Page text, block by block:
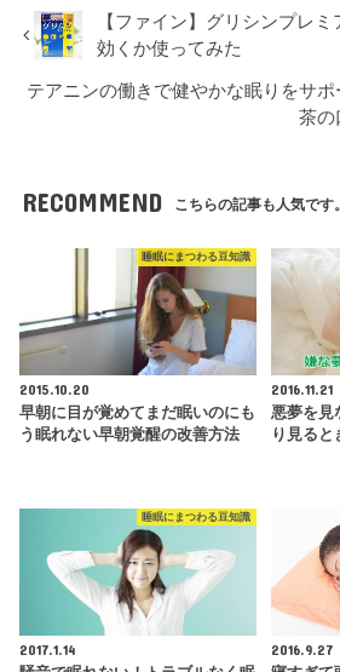
【ファイン】グリシンプレ
効くか使ってみた
テアニンの働きで健やかな眠りをサ
茶の
RECOMMEND こちらの記事も人気です。
睡眠にまつわる豆知識
2015.10.20
早朝に目が覚めてまだ眠いのにも
う眠れない早朝覚醒の改善方法
2016.11.21
悪夢を見
り見ると
睡眠にまつわる豆知識
2017.1.14
2016.9.27